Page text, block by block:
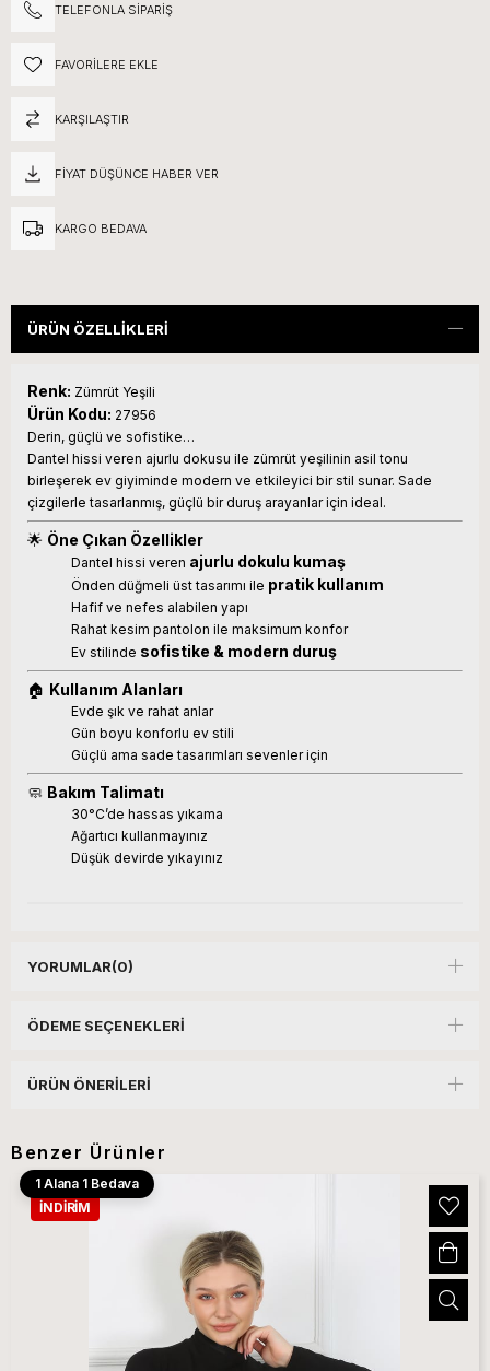
TELEFONLA SIPARIŞ
FAVORILERE EKLE
KARŞILAŞTIR
FIYAT DÜŞÜNCE HABER VER
KARGO BEDAVA
ÜRÜN ÖZELLIKLERI
Renk: Zümrüt Yeşili
Ürün Kodu: 27956
Derin, güçlü ve sofistike…
Dantel hissi veren ajurlu dokusu ile zümrüt yeşilinin asil tonu
birleşerek ev giyiminde modern ve etkileyici bir stil sunar. Sade
çizgilerle tasarlanmış, güçlü bir duruş arayanlar için ideal.
🌟 Öne Çıkan Özellikler
Dantel hissi veren ajurlu dokulu kumaş
Önden düğmeli üst tasarımı ile pratik kullanım
Hafif ve nefes alabilen yapı
Rahat kesim pantolon ile maksimum konfor
Ev stilinde sofistike & modern duruş
🏠 Kullanım Alanları
Evde şık ve rahat anlar
Gün boyu konforlu ev stili
Güçlü ama sade tasarımları sevenler için
🧼 Bakım Talimatı
30°C’de hassas yıkama
Ağartıcı kullanmayınız
Düşük devirde yıkayınız
YORUMLAR(0)
ÖDEME SEÇENEKLERI
ÜRÜN ÖNERILERI
Benzer Ürünler
1 Alana 1 Bedava
İNDIRIM